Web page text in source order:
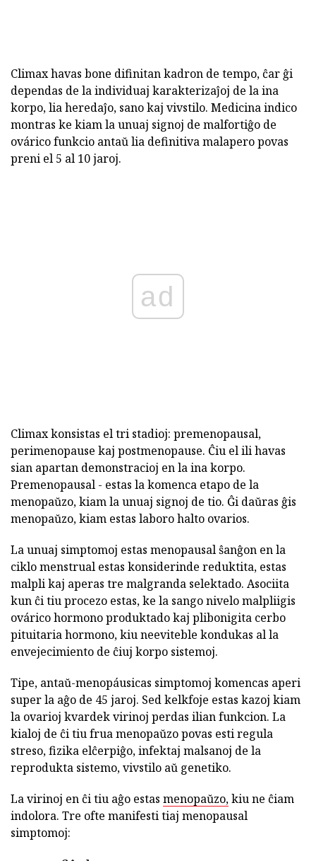
Climax havas bone difinitan kadron de tempo, ĉar ĝi
dependas de la individuaj karakterizaĵoj de la ina
korpo, lia heredaĵo, sano kaj vivstilo. Medicina indico
montras ke kiam la unuaj signoj de malfortiĝo de
ovárico funkcio antaŭ lia definitiva malapero povas
preni el 5 al 10 jaroj.
ad
Climax konsistas el tri stadioj: premenopausal,
perimenopause kaj postmenopause. Ĉiu el ili havas
sian apartan demonstracioj en la ina korpo.
Premenopausal - estas la komenca etapo de la
menopaŭzo, kiam la unuaj signoj de tio. Ĝi daŭras ĝis
menopaŭzo, kiam estas laboro halto ovarios.
La unuaj simptomoj estas menopausal ŝanĝon en la
ciklo menstrual estas konsiderinde reduktita, estas
malpli kaj aperas tre malgranda selektado. Asociita
kun ĉi tiu procezo estas, ke la sango nivelo malpliigis
ovárico hormono produktado kaj plibonigita cerbo
pituitaria hormono, kiu neeviteble kondukas al la
envejecimiento de ĉiuj korpo sistemoj.
Tipe, antaŭ-menopáusicas simptomoj komencas aperi
super la aĝo de 45 jaroj. Sed kelkfoje estas kazoj kiam
la ovarioj kvardek virinoj perdas ilian funkcion. La
kialoj de ĉi tiu frua menopaŭzo povas esti regula
streso, fizika elĉerpiĝo, infektaj malsanoj de la
reprodukta sistemo, vivstilo aŭ genetiko.
La virinoj en ĉi tiu aĝo estas menopaŭzo,kiu ne ĉiam
indolora. Tre ofte manifesti tiaj menopausal
simptomoj: